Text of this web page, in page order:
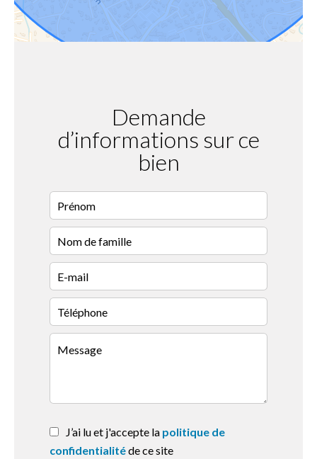
Demande
d’informations sur ce
bien
J’ai lu et j'accepte la politique de
confidentialitéde ce site